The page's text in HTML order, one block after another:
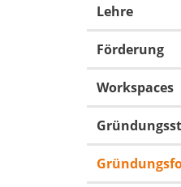
Lehre
Förderung
Workspaces